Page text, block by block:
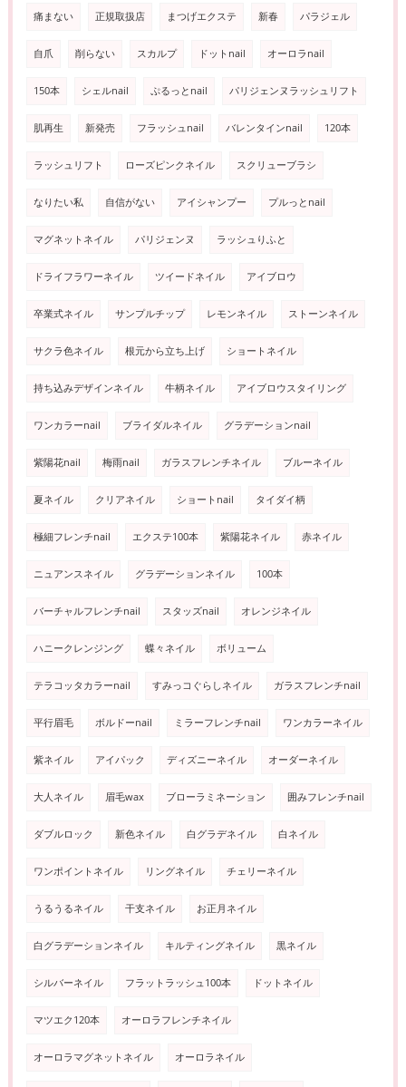
痛まない 正規取扱店 まつげエクステ 新春 パラジェル
自爪 削らない スカルプ ドットnail オーロラnail
150本 シェルnail ぷるっとnail パリジェンヌラッシュリフト
肌再生 新発売 フラッシュnail バレンタインnail 120本
ラッシュリフト ローズピンクネイル スクリューブラシ
なりたい私 自信がない アイシャンプー プルっとnail
マグネットネイル パリジェンヌ ラッシュりふと
ドライフラワーネイル ツイードネイル アイブロウ
卒業式ネイル サンプルチップ レモンネイル ストーンネイル
サクラ色ネイル 根元から立ち上げ ショートネイル
持ち込みデザインネイル 牛柄ネイル アイブロウスタイリング
ワンカラーnail ブライダルネイル グラデーションnail
紫陽花nail 梅雨nail ガラスフレンチネイル ブルーネイル
夏ネイル クリアネイル ショートnail タイダイ柄
極細フレンチnail エクステ100本 紫陽花ネイル 赤ネイル
ニュアンスネイル グラデーションネイル 100本
バーチャルフレンチnail スタッズnail オレンジネイル
ハニークレンジング 蝶々ネイル ボリューム
テラコッタカラーnail すみっコぐらしネイル ガラスフレンチnail
平行眉毛 ボルドーnail ミラーフレンチnail ワンカラーネイル
紫ネイル アイパック ディズニーネイル オーダーネイル
大人ネイル 眉毛wax ブローラミネーション 囲みフレンチnail
ダブルロック 新色ネイル 白グラデネイル 白ネイル
ワンポイントネイル リングネイル チェリーネイル
うるうるネイル 干支ネイル お正月ネイル
白グラデーションネイル キルティングネイル 黒ネイル
シルバーネイル フラットラッシュ100本 ドットネイル
マツエク120本 オーロラフレンチネイル
オーロラマグネットネイル オーロラネイル